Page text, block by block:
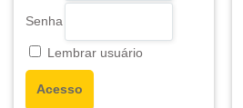
Senha
Lembrar usuário